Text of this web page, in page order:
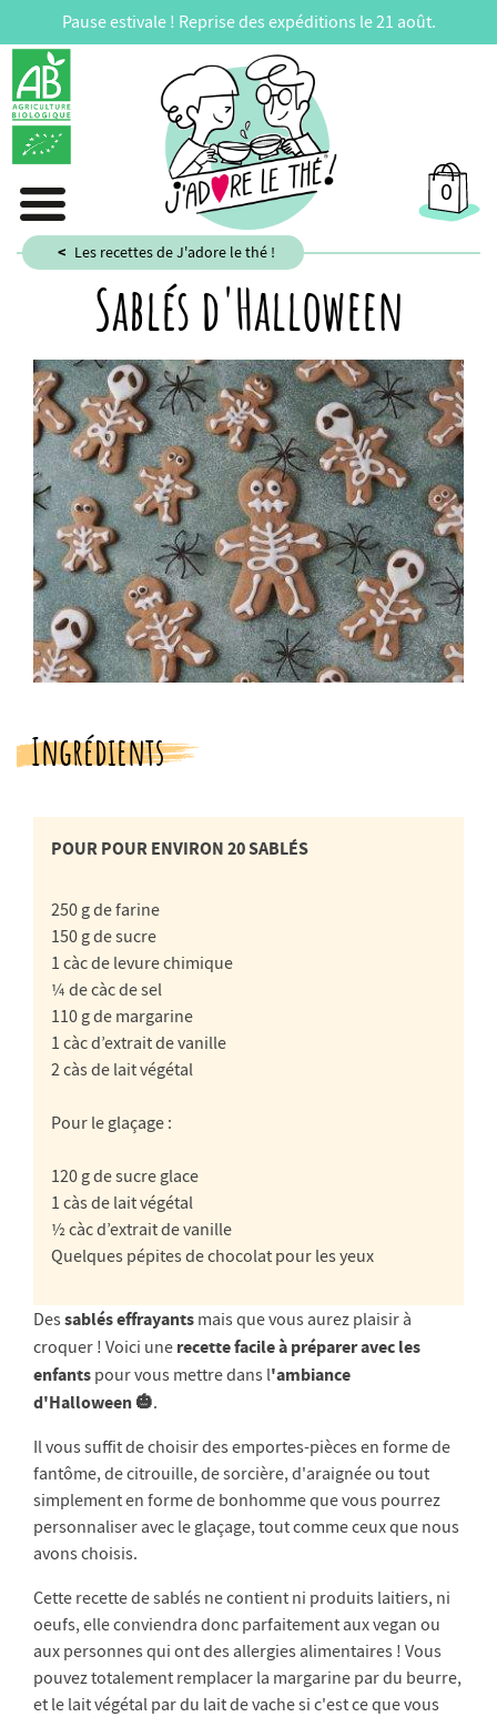
Pause estivale ! Reprise des expéditions le 21 août.
0
Les recettes de J'adore le thé !
Sablés d'Halloween
Ingrédients
POUR POUR ENVIRON 20 SABLÉS
250 g de farine
150 g de sucre
1 càc de levure chimique
¼ de càc de sel
110 g de margarine
1 càc d’extrait de vanille
2 càs de lait végétal
Pour le glaçage :
120 g de sucre glace
1 càs de lait végétal
½ càc d’extrait de vanille
Quelques pépites de chocolat pour les yeux
Dessablés effrayants mais que vous aurez plaisir à
croquer ! Voici une recette facile à préparer avec les
enfants pour vous mettre dans l'ambiance
d'Halloween 🎃.
Il vous suffit de choisir des emportes-pièces en forme de
fantôme, de citrouille, de sorcière, d'araignée ou tout
simplement en forme de bonhomme que vous pourrez
personnaliser avec le glaçage, tout comme ceux que nous
avons choisis.
Cette recette de sablés ne contient ni produits laitiers, ni
oeufs, elle conviendra donc parfaitement aux vegan ou
aux personnes qui ont des allergies alimentaires ! Vous
pouvez totalement remplacer la margarine par du beurre,
et le lait végétal par du lait de vache si c'est ce que vous